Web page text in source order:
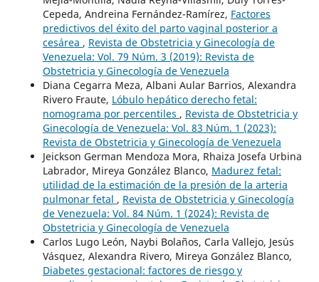
Cepeda, Andreina Fernández-Ramírez, Factores
predictivos del éxito del parto vaginal posterior a
cesárea , Revista de Obstetricia y Ginecología de
Venezuela: Vol. 79 Núm. 3 (2019): Revista de
Obstetricia y Ginecología de Venezuela
Diana Cegarra Meza, Albani Aular Barrios, Alexandra
Rivero Fraute, Lóbulo hepático derecho fetal:
nomograma por percentiles , Revista de Obstetricia y
Ginecología de Venezuela: Vol. 83 Núm. 1 (2023):
Revista de Obstetricia y Ginecología de Venezuela
Jeickson German Mendoza Mora, Rhaiza Josefa Urbina
Labrador, Mireya González Blanco, Madurez fetal:
utilidad de la estimación de la presión de la arteria
pulmonar fetal , Revista de Obstetricia y Ginecología
de Venezuela: Vol. 84 Núm. 1 (2024): Revista de
Obstetricia y Ginecología de Venezuela
Carlos Lugo León, Naybi Bolaños, Carla Vallejo, Jesús
Vásquez, Alexandra Rivero, Mireya González Blanco,
Diabetes gestacional: factores de riesgo y